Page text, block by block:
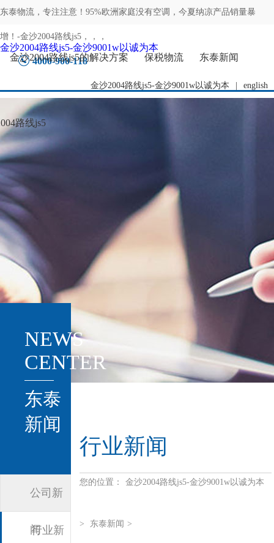
东泰物流，专注注意！95%欧洲家庭没有空调，今夏纳凉产品销量暴
增！-金沙2004路线js5 ，，，
4000-900-118
金沙2004路线js5-金沙9001w以诚为本 english
金沙2004路线js5-金沙9001w以诚为本
金沙2004路线js5的解决方案
保税物流 东泰新闻
路线js5
NEWS
CENTER
东泰
新闻
公司新
闻
行业新
行业新闻
您的位置： 金沙2004路线js5-金沙9001w以诚为本
> 东泰新闻 >